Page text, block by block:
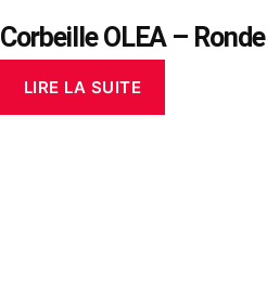
Corbeille OLEA – Ronde
LIRE LA SUITE